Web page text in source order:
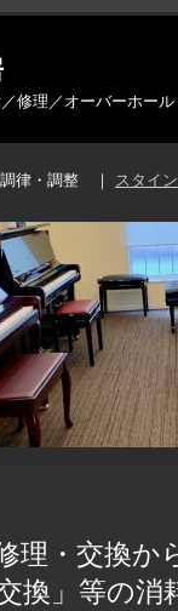
修理／オーバーホール
調律・調整 ｜
スタイ
理・交換か
換」等の消